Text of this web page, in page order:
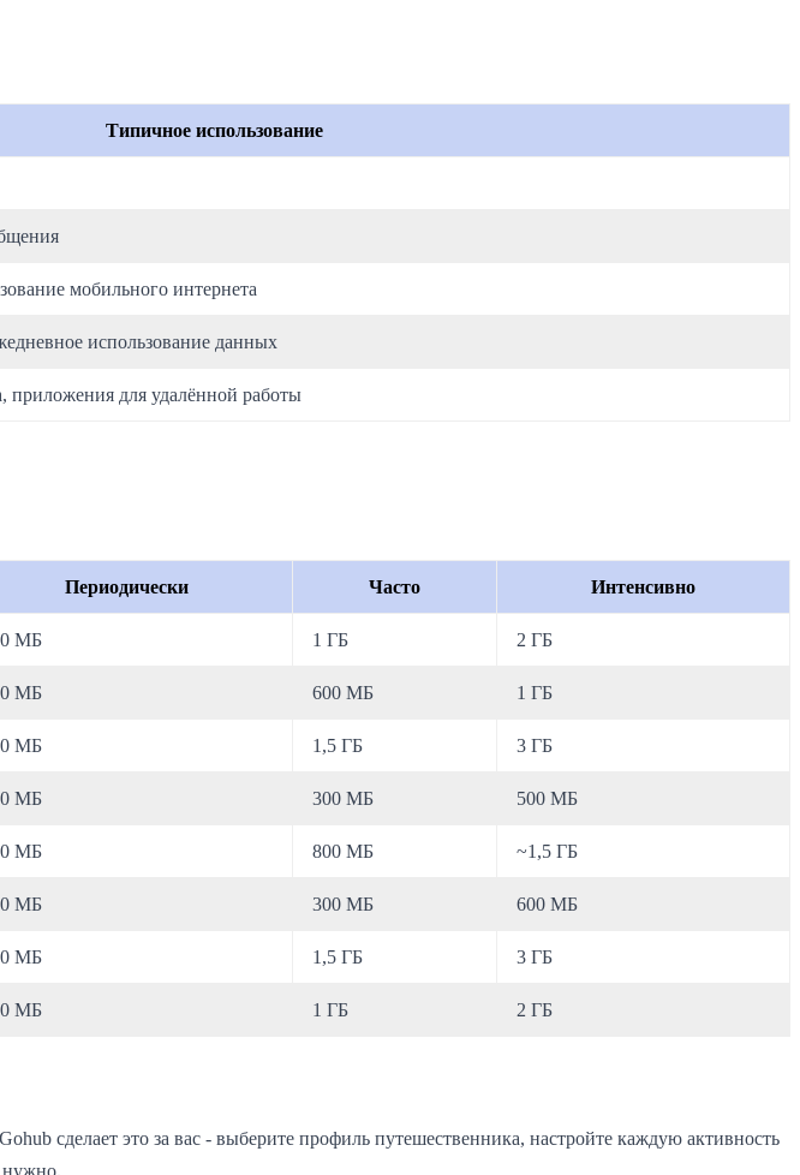
Типичное использование
мобильного интернета
использование данных
приложения для удалённой работы
Периодически Часто Интенсивно
МБ 1 ГБ 2 ГБ
МБ 600 МБ 1 ГБ
МБ 1,5 ГБ 3 ГБ
МБ 300 МБ 500 МБ
МБ 800 МБ ~1,5 ГБ
МБ 300 МБ 600 МБ
МБ 1,5 ГБ 3 ГБ
МБ 1 ГБ 2 ГБ
сделает это за вас - выберите профиль путешественника, настройте каждую активность
нужно.